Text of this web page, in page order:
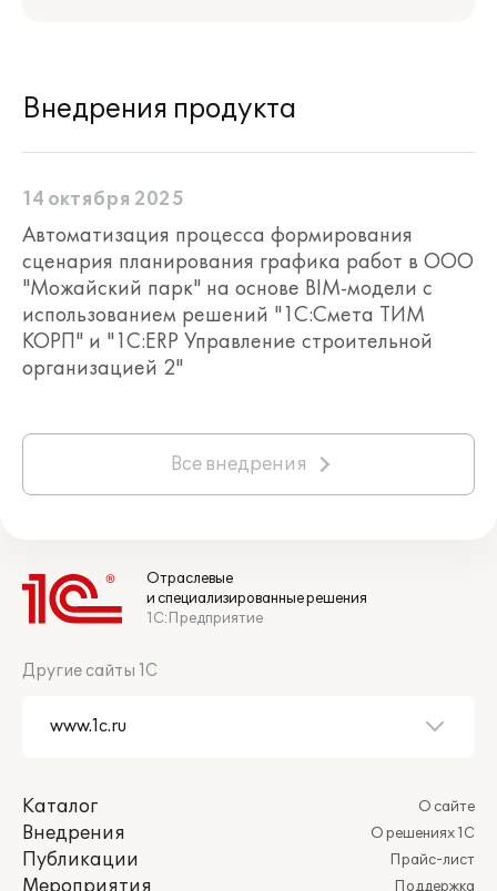
Внедрения продукта
14 октября 2025
Автоматизация процесса формирования
сценария планирования графика работ в ООО
"Можайский парк" на основе BIM-модели с
использованием решений "1С:Смета ТИМ
КОРП" и "1С:ERP Управление строительной
организацией 2"
Все внедрения
Отраслевые
и специализированные решения
1С:Предприятие
Другие сайты 1С
Каталог
Внедрения
Публикации
Мероприятия
О сайте
О решениях 1С
Прайс-лист
Поддержка